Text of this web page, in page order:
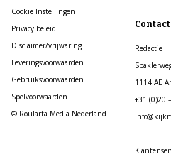
Cookie Instellingen
Privacy beleid
Disclaimer/vrijwaring
Leveringsvoorwaarden
Gebruiksvoorwaarden
Spelvoorwaarden
© Roularta Media Nederland
Contact
Redactie
1114 AE
+31 (0)20